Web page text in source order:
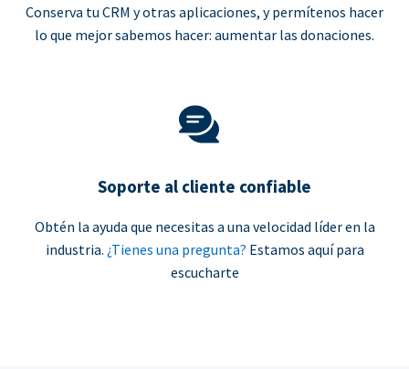
Conserva tu CRM y otras aplicaciones, y permítenos hacer
lo que mejor sabemos hacer: aumentar las donaciones.
Soporte al cliente confiable
Obtén la ayuda que necesitas a una velocidad líder en la
industria. ¿Tienes una pregunta? Estamos aquí para
escucharte